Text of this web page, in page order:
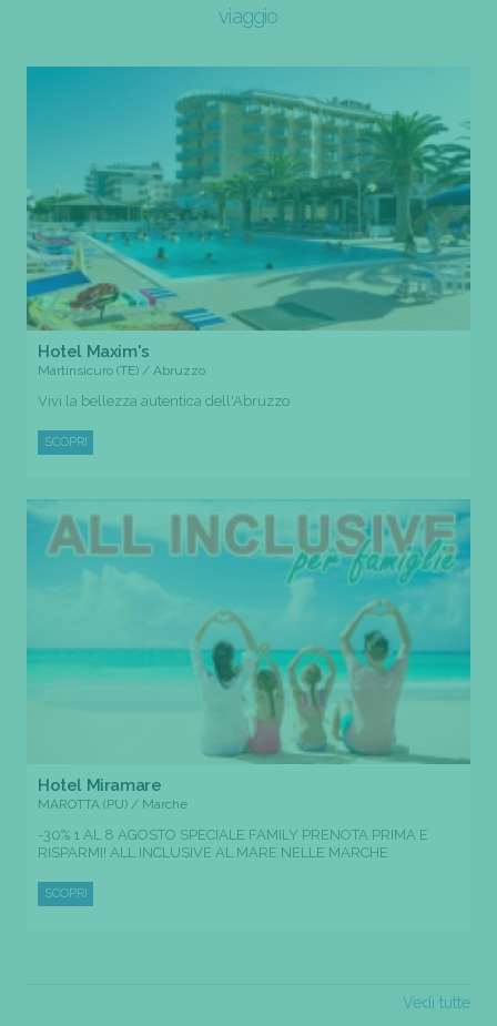
viaggio
Hotel Maxim's
Martinsicuro (TE) / Abruzzo
Vivi la bellezza autentica dell'Abruzzo
SCOPRI
Hotel Miramare
MAROTTA (PU) / Marche
-30% 1 AL 8 AGOSTO SPECIALE FAMILY PRENOTA PRIMA E
RISPARMI! ALL INCLUSIVE AL MARE NELLE MARCHE
SCOPRI
Vedi tutte